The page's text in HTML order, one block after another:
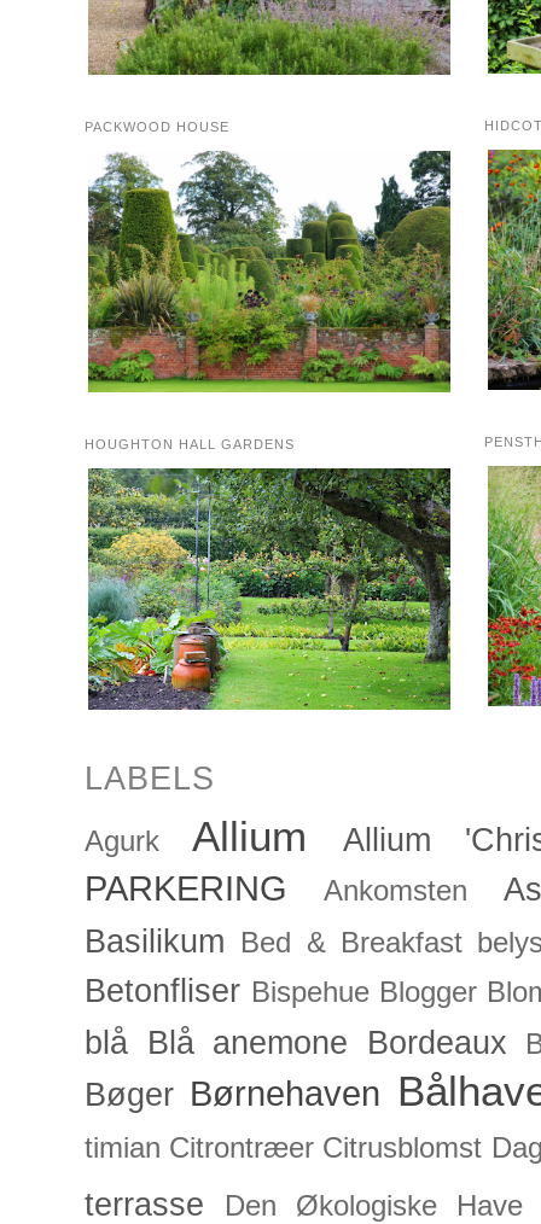
PACKWOOD HOUSE
HOUGHTON HALL GARDENS
LABELS
Agurk Allium Allium
PARKERING Ankomsten
Basilikum
Bed & Breakfast
Betonfliser Bispehue Blogger
blå Blå anemone Bordeaux
Bøger Børnehaven
timian Citrontræer Citrusblomst
terrasse Den Økologiske Have